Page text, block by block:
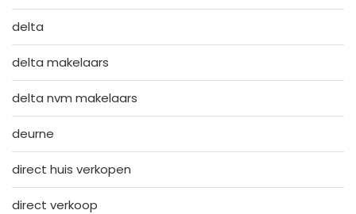
delta
delta makelaars
delta nvm makelaars
deurne
direct huis verkopen
direct verkoop